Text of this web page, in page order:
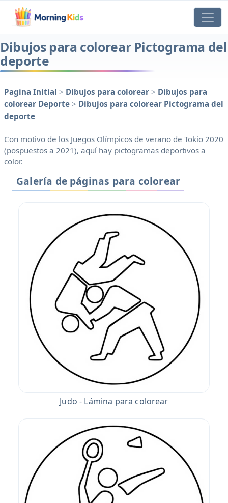
Dibujos para colorear Pictograma del
deporte
Pagina Initial > Dibujos para colorear > Dibujos para
colorear Deporte > Dibujos para colorear Pictograma del
deporte
Con motivo de los Juegos Olímpicos de verano de Tokio 2020
(pospuestos a 2021), aquí hay pictogramas deportivos a
color.
Galería de páginas para colorear
Judo - Lámina para colorear